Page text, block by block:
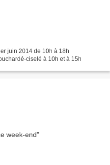
juin 2014 de 10h à 18h
ciselé à 10h et à 15h